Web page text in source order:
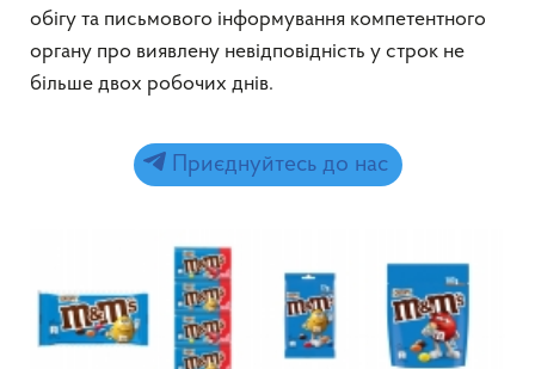
обігу та письмового інформування компетентного
органу про виявлену невідповідність у строк не
більше двох робочих днів.
Приєднуйтесь до нас